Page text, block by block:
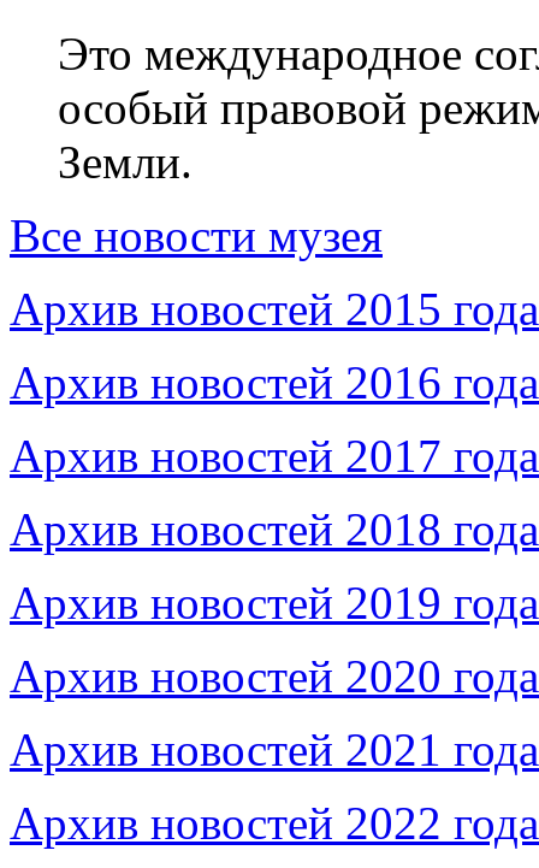
Это международное
особый правовой
Земли.
Все новости музея
Архив новостей 2015 года
Архив новостей 2016 года
Архив новостей 2017 года
Архив новостей 2018 года
Архив новостей 2019 года
Архив новостей 2020 года
Архив новостей 2021 года
Архив новостей 2022 года